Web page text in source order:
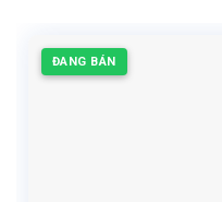
ĐANG BÁN